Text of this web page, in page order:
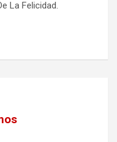
La Felicidad.